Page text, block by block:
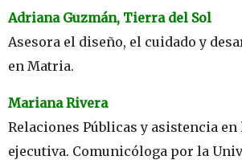
Adriana Guzmán, Tierra del Sol
Asesora el diseño, el cuidado y
en Matria.
Mariana Rivera
Relaciones Públicas y asistencia
ejecutiva. Comunicóloga por la